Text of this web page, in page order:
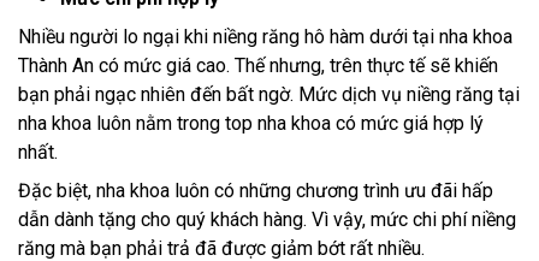
Nhiều người lo ngại khi niềng răng hô hàm dưới tại nha khoa
Thành An có mức giá cao. Thế nhưng, trên thực tế sẽ khiến
bạn phải ngạc nhiên đến bất ngờ. Mức dịch vụ niềng răng tại
nha khoa luôn nằm trong top nha khoa có mức giá hợp lý
nhất.
Đặc biệt, nha khoa luôn có những chương trình ưu đãi hấp
dẫn dành tặng cho quý khách hàng. Vì vậy, mức chi phí niềng
răng mà bạn phải trả đã được giảm bớt rất nhiều.